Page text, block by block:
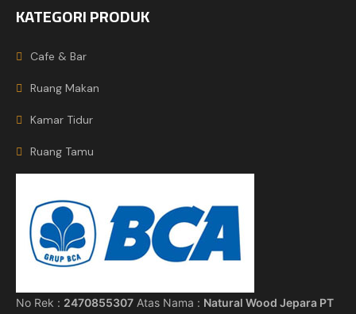
KATEGORI PRODUK
Cafe & Bar
Ruang Makan
Kamar Tidur
Ruang Tamu
No Rek : 2470855307 Atas Nama : Natural Wood Jepara PT